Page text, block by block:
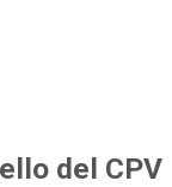
del CPV